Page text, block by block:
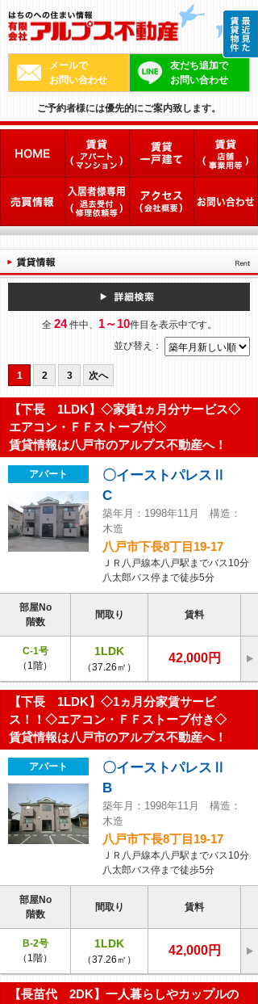
メールで
お問い合わせ
友だち追加で
お問い合わせ
ご予約者様には優先的にご案内致します。
全 24件中、 1～10件目を表示中です。
並び替え：
1 2 3 次へ
【下長 1LDK】◇家賃1ヵ月分サービス◇
エアコン・ＦＦストーブ付◇
賃貸情報は八戸市のアルプス不動産へ！
アパート
〇イーストパレスⅡ
C
築年月：1998年11月 構造：
木造
八戸市下長8丁目19-17
ＪＲ八戸線本八戸駅までバス10分
八太郎バス停まで徒歩5分
部屋No
階数
間取り 賃料
C-1号
（1階）
1LDK
（37.26㎡）
42,000円
【下長 1LDK】◇1ヵ月分家賃サービ
ス！！◇エアコン・ＦＦストーブ付き◇
賃貸情報は八戸市のアルプス不動産へ！
アパート
〇イーストパレスⅡ
B
築年月：1998年11月 構造：
木造
八戸市下長8丁目19-17
ＪＲ八戸線本八戸駅までバス10分
八太郎バス停まで徒歩5分
部屋No
階数
間取り 賃料
B-2号
（1階）
1LDK
（37.26㎡）
42,000円
【長苗代 2DK】一人暮らしやカップルの